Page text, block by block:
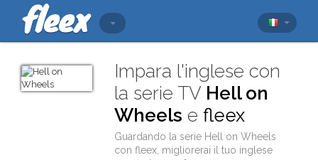
Impara l'inglese con
la serie TV Hell on
Wheels efleex
Guardando la serie Hell on Wheels
confleex , migliorerai il tuo inglese